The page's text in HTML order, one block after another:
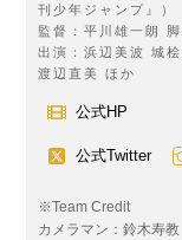
刊少年ジャンプ』）
監督：平川雄一朗
出演：浜辺美波 城
渡辺直美 ほか
公式HP
公式Twitter
※Team Credit
カメラマン：鈴木寿教